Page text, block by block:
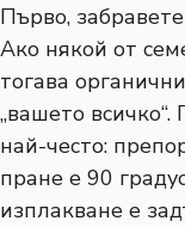
Първо,
Ако някой от
тогава
„вашето
най-често:
пране е 90
изплакване е